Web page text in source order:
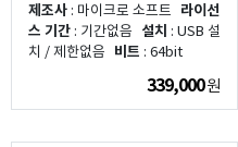
제조사 : 마이크로 소프트 라이선
스 기간 : 기간없음 설치 : USB 설
치 / 제한없음 비트 : 64bit
339,000원